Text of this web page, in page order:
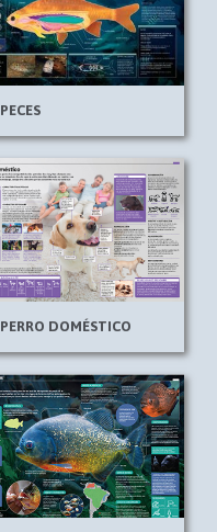
PECES
PERRO DOMÉSTICO